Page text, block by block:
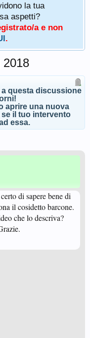
la tua
aspetti?
a e non
.
2018
a questa discussione
aprire una nuova
il tuo intervento
essa.
di sapere bene di
il cosidetto barcone.
che lo descriva?